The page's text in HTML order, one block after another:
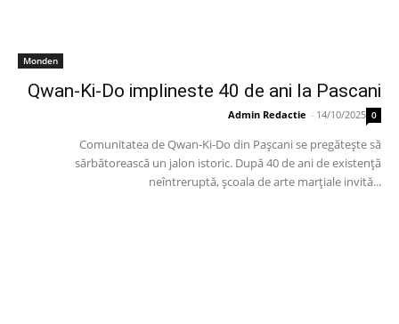
Monden
Qwan-Ki-Do implineste 40 de ani la Pascani
Admin Redactie - 14/10/2025 0
Comunitatea de Qwan-Ki-Do din Pașcani se pregătește să
sărbătorească un jalon istoric. După 40 de ani de existență
neîntreruptă, școala de arte marțiale invită...